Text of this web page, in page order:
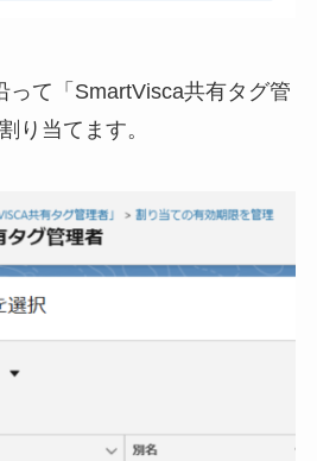
って「SmartVisca共有タグ管
り当てます。